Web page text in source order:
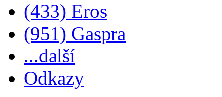
(433) Eros
(951) Gaspra
...další
Odkazy